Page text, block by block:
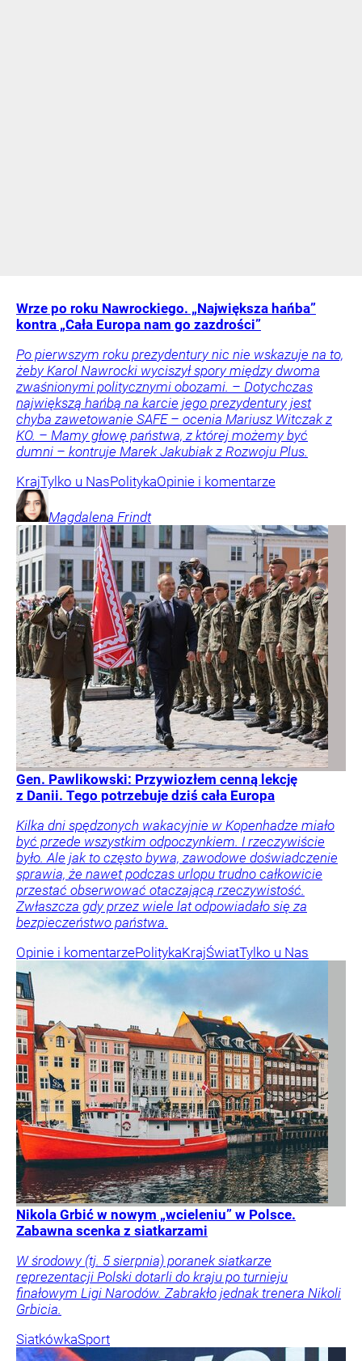
Wrze po roku Nawrockiego. „Największa hańba”
kontra „Cała Europa nam go zazdrości”
Po pierwszym roku prezydentury nic nie wskazuje na to,
żeby Karol Nawrocki wyciszył spory między dwoma
zwaśnionymi politycznymi obozami. – Dotychczas
największą hańbą na karcie jego prezydentury jest
chyba zawetowanie SAFE – ocenia Mariusz Witczak z
KO. – Mamy głowę państwa, z której możemy być
dumni – kontruje Marek Jakubiak z Rozwoju Plus.
KrajTylko u NasPolitykaOpinie i komentarze
Magdalena Frindt
Gen. Pawlikowski: Przywiozłem cenną lekcję
z Danii. Tego potrzebuje dziś cała Europa
Kilka dni spędzonych wakacyjnie w Kopenhadze miało
być przede wszystkim odpoczynkiem. I rzeczywiście
było. Ale jak to często bywa, zawodowe doświadczenie
sprawia, że nawet podczas urlopu trudno całkowicie
przestać obserwować otaczającą rzeczywistość.
Zwłaszcza gdy przez wiele lat odpowiadało się za
bezpieczeństwo państwa.
Opinie i komentarzePolitykaKrajŚwiatTylko u Nas
Nikola Grbić w nowym „wcieleniu” w Polsce.
Zabawna scenka z siatkarzami
W środowy (tj. 5 sierpnia) poranek siatkarze
reprezentacji Polski dotarli do kraju po turnieju
finałowym Ligi Narodów. Zabrakło jednak trenera Nikoli
Grbicia.
SiatkówkaSport